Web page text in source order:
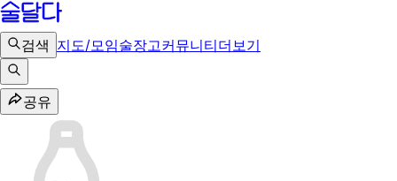
검색 지도/모임술장고커뮤니티더보기
공유